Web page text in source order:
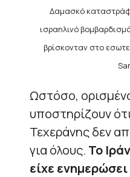
Δαμασκό
ισραηλινό
βρίσκονταν στο
Ωστόσο,
υποστηρίζουν
Τεχεράνης δεν
για όλους. Το
είχε